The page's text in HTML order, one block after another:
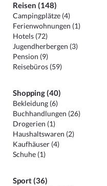
Reisen (148)
Campingplätze (4)
Ferienwohnungen (1)
Hotels (72)
Jugendherbergen (3)
Pension (9)
Reisebüros (59)
Shopping (40)
Bekleidung (6)
Buchhandlungen (26)
Drogerien (1)
Haushaltswaren (2)
Kaufhäuser (4)
Schuhe (1)
Sport (36)